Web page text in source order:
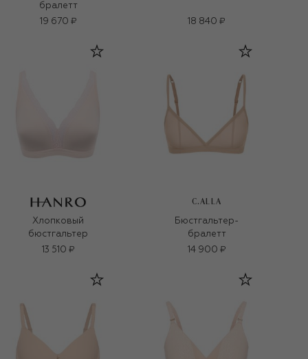
бралетт
19 670 ₽
18 840 ₽
Хлопковый
бюстгальтер
13 510 ₽
C.ALLA
Бюстгальтер-
бралетт
14 900 ₽